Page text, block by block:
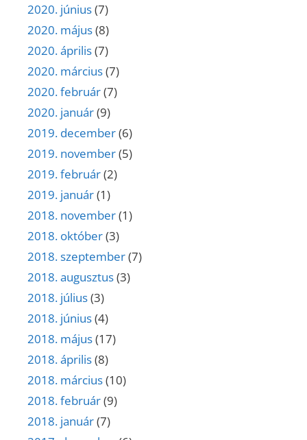
2020. június(7)
2020. május(8)
2020. április(7)
2020. március(7)
2020. február(7)
2020. január(9)
2019. december(6)
2019. november(5)
2019. február(2)
2019. január(1)
2018. november(1)
2018. október(3)
2018. szeptember(7)
2018. augusztus(3)
2018. július(3)
2018. június(4)
2018. május(17)
2018. április(8)
2018. március(10)
2018. február(9)
2018. január(7)